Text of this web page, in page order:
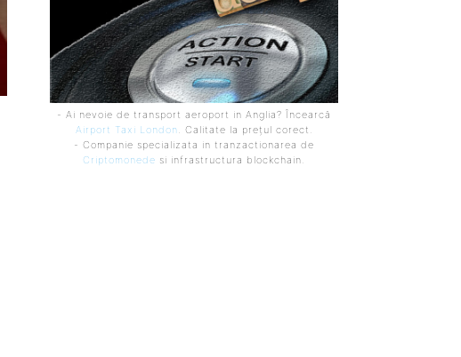
- Ai nevoie de transport aeroport in Anglia? Încearcă
Airport Taxi London . Calitate la prețul corect.
- Companie specializata in tranzactionarea de
Criptomonede si infrastructura blockchain.